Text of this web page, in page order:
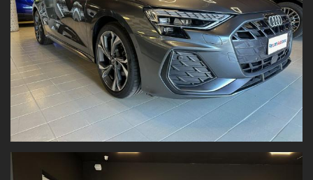
Audi A3 SPB 35 TDi S Tronic S line Edition
Equipaggiamento principale:
S Line esterno
S Line interno
Cerchi in lega da 18"
Clima automatico
Volante sportivo multifunzione
App Connect
Sedili sportivi in pelle
Sensori di parcheggio posteriori
Sensori di parcheggio anteriori